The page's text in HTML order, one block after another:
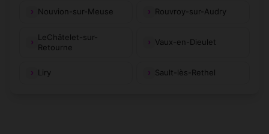
Nouvion-sur-Meuse Rouvroy-sur-Audry
LeChâtelet-sur-
Retourne
Vaux-en-Dieulet
Liry Sault-lès-Rethel